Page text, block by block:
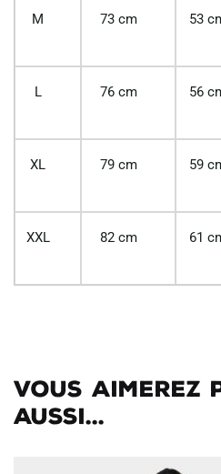
M 73 cm 53
L 76 cm 56
XL 79 cm 59
XXL 82 cm 61
Vous aimerez
aussi...